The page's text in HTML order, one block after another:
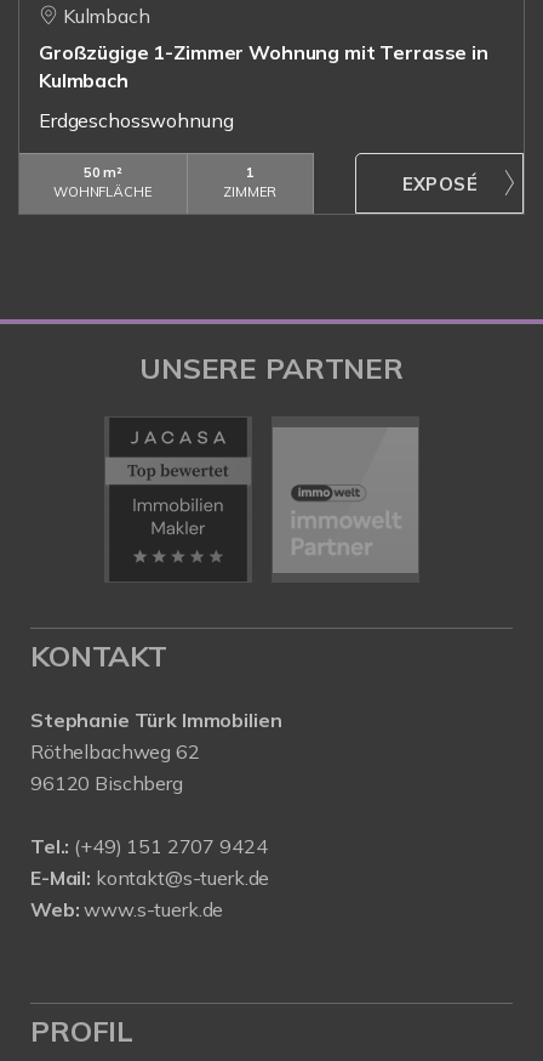
Kulmbach
Großzügige 1-Zimmer Wohnung mit Terrasse in
Kulmbach
Erdgeschosswohnung
50 m²
WOHNFLÄCHE
1
ZIMMER
UNSERE PARTNER
KONTAKT
Stephanie Türk Immobilien
Röthelbachweg 62
96120 Bischberg
Tel.: (+49) 151 2707 9424
E-Mail: kontakt@s-tuerk.de
Web: www.s-tuerk.de
PROFIL